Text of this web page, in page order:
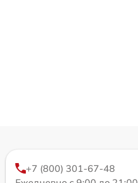
+7 (800) 301-67-48